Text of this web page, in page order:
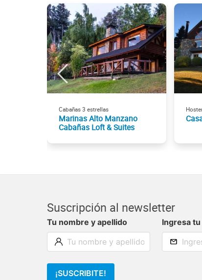
Cabañas 3 estrellas
Marinas Alto Manzano
Cabañas Loft & Suites
Suscripción al newsletter
Tu nombre y apellido Ingresa tu
¡SUSCRIBITE!